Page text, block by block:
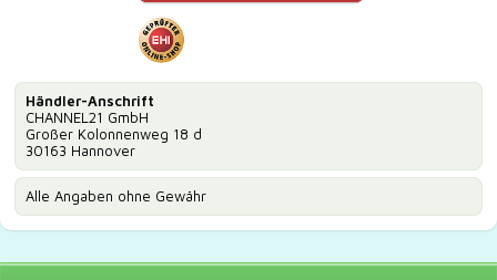
Händler-Anschrift
CHANNEL21 GmbH
Großer Kolonnenweg 18 d
30163 Hannover
Alle Angaben ohne Gewähr